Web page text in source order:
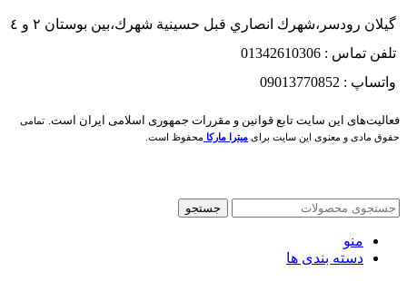
گيلان رودسر،شهرك انصاري قبل حسينية شهرك،بين بوستان ٢ و ٤
تلفن تماس : 01342610306
واتساپ : 09013770852
فعاليت‌های اين سايت تابع قوانين و مقررات جمهوری اسلامی ايران است. تمامی
حقوق مادی و معنوی این سایت برای میترا مارکا محفوظ است.
جستجو
منو
دسته بندی ها